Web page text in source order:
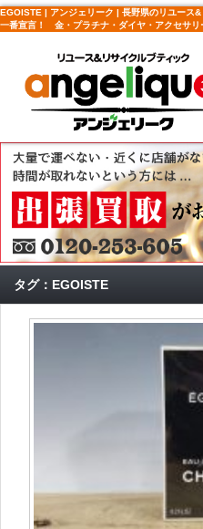
EGOISTE | アンジェリーク | 長野県のリユース
一番宣言！ 金・プラチナ・ダイヤ・アクセサリ
タグ：EGOISTE